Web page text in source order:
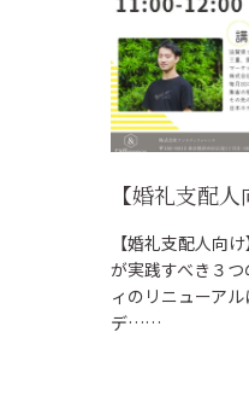
【婚礼支配人向
が実践すべき３
ィのリニューア
デ……